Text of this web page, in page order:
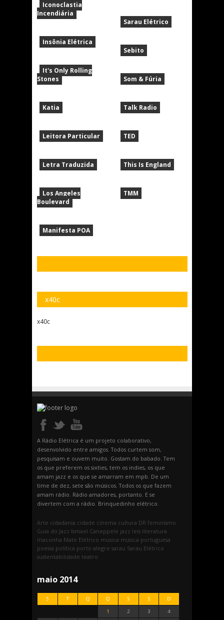
Iconoclastia
Incendiária
Insônia Elétrica
It's Only Rolling
Stones
Katia
Leitora Particular
Letra Traduzida
Los Angeles
Boulevard
Manifesta POA
Sarau Elétrico
Sebito
Som & Fúria
Talk Radio
TED
This Is England
TMM
x40c
x40c
A Rádio Elétrica é um projeto colaborativo,
desenvolvido entre amigos. Todos curtem som,
pesquisam e ouvem muito. Gostam do babado. Tem
os que preferem os sixties, tem os indies, os que
amam jazz e os que se amarram em mpb. De um
time de dez, sete são músicos. Todos os que fazem
amam rádio. Rádio amadores, portanto. E se
divertem com a rádio. Brinquedinho elétrico.
Arte cidadania cidade cinema cultura DR feminismo
Guia do Jazz Ismael Caneppele jazz leis literatura
maconha Mate Elétrico música música portuguesa
poesia política porto alegre sarau Sarau Elétrico
sustentabilidade teatro
maio 2014
S T Q Q S S
D
1
2 3 4